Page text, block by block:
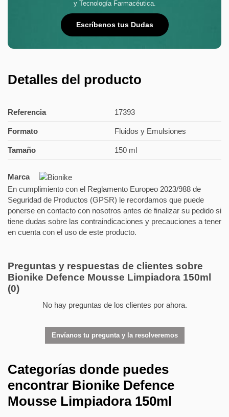
y Tecnología Farmacéutica.
Escríbenos tus Dudas
Detalles del producto
Referencia 17393
Formato Fluidos y Emulsiones
Tamaño 150 ml
Marca
En cumplimiento con el Reglamento Europeo 2023/988 de
Seguridad de Productos (GPSR) le recordamos que puede
ponerse en contacto con nosotros antes de finalizar su pedido si
tiene dudas sobre las contraindicaciones y precauciones a tener
en cuenta con el uso de este producto.
Preguntas y respuestas de clientes sobre
Bionike Defence Mousse Limpiadora 150ml
(0)
No hay preguntas de los clientes por ahora.
Envíanos tu pregunta y la resolveremos
Categorías donde puedes
encontrar Bionike Defence
Mousse Limpiadora 150ml